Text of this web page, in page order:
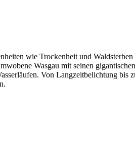
wie Trockenheit und Waldsterben
Wasgau mit seinen
Von Langzeitbelichtung